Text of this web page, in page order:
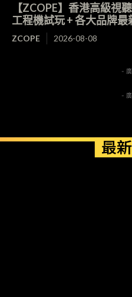
【ZCOPE】香港高級視
工程機試玩 + 各大品牌
ZCOPE 2026-08-08
-
-
最